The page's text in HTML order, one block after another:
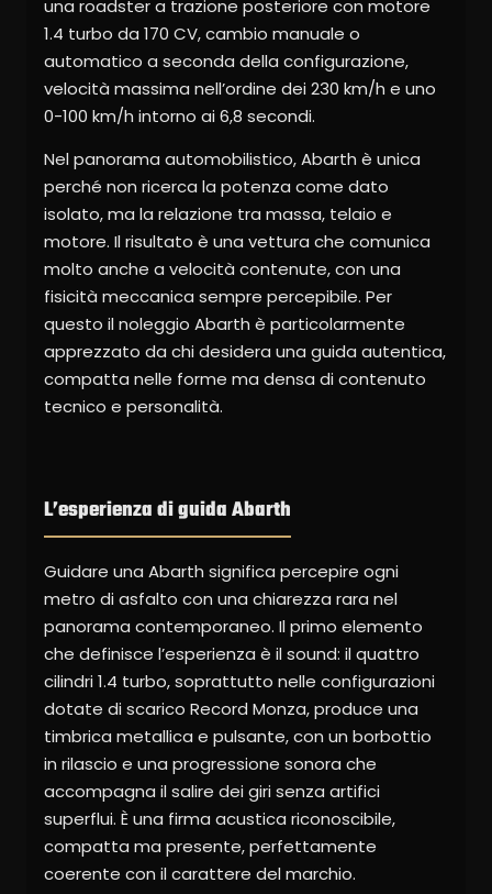
una roadster a trazione posteriore con motore
1.4 turbo da 170 CV, cambio manuale o
automatico a seconda della configurazione,
velocità massima nell’ordine dei 230 km/h e uno
0-100 km/h intorno ai 6,8 secondi.
Nel panorama automobilistico, Abarth è unica
perché non ricerca la potenza come dato
isolato, ma la relazione tra massa, telaio e
motore. Il risultato è una vettura che comunica
molto anche a velocità contenute, con una
fisicità meccanica sempre percepibile. Per
questo il noleggio Abarth è particolarmente
apprezzato da chi desidera una guida autentica,
compatta nelle forme ma densa di contenuto
tecnico e personalità.
L’esperienza di guida Abarth
Guidare una Abarth significa percepire ogni
metro di asfalto con una chiarezza rara nel
panorama contemporaneo. Il primo elemento
che definisce l’esperienza è il sound: il quattro
cilindri 1.4 turbo, soprattutto nelle configurazioni
dotate di scarico Record Monza, produce una
timbrica metallica e pulsante, con un borbottio
in rilascio e una progressione sonora che
accompagna il salire dei giri senza artifici
superflui. È una firma acustica riconoscibile,
compatta ma presente, perfettamente
coerente con il carattere del marchio.